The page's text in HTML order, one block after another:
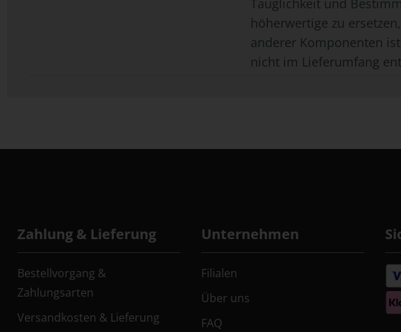
Tauglichkeit und
höherwertige zu
anderer Komponenten
nicht im Lieferumfang
Zahlung & Lieferung
Bestellvorgang &
Zahlungsarten
Versandkosten & Lieferung
Unternehmen
Filialen
Über uns
FAQ